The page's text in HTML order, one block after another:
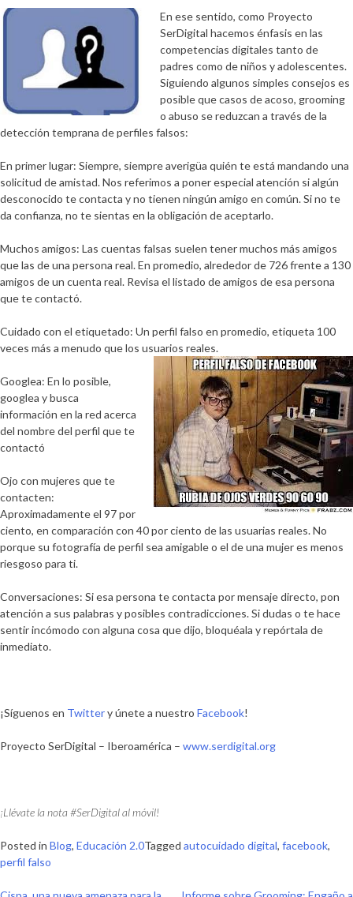
En ese sentido, como Proyecto
SerDigital hacemos énfasis en las
competencias digitales tanto de
padres como de niños y adolescentes.
Siguiendo algunos simples consejos es
posible que casos de acoso, grooming
o abuso se reduzcan a través de la
detección temprana de perfiles falsos:
En primer lugar: Siempre, siempre averigüa quién te está mandando una
solicitud de amistad. Nos referimos a poner especial atención si algún
desconocido te contacta y no tienen ningún amigo en común. Si no te
da confianza, no te sientas en la obligación de aceptarlo.
Muchos amigos: Las cuentas falsas suelen tener muchos más amigos
que las de una persona real. En promedio, alrededor de 726 frente a 130
amigos de un cuenta real. Revisa el listado de amigos de esa persona
que te contactó.
Cuidado con el etiquetado: Un perfil falso en promedio, etiqueta 100
veces más a menudo que los usuarios reales.
Googlea: En lo posible,
googlea y busca
información en la red acerca
del nombre del perfil que te
contactó
Ojo con mujeres que te
contacten:
Aproximadamente el 97 por
ciento, en comparación con 40 por ciento de las usuarias reales. No
porque su fotografía de perfil sea amigable o el de una mujer es menos
riesgoso para ti.
Conversaciones: Si esa persona te contacta por mensaje directo, pon
atención a sus palabras y posibles contradicciones. Si dudas o te hace
sentir incómodo con alguna cosa que dijo, bloquéala y repórtala de
inmediato.
¡Síguenos en Twittery únete a nuestro Facebook!
Proyecto SerDigital – Iberoamérica – www.serdigital.org
¡Llévate la nota #SerDigital al móvil!
Posted in Blog, Educación 2.0Tagged autocuidado digital, facebook,
perfil falso